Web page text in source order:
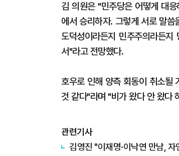
김 의원은 "민주당은 어떻게 대
에서 승리하자. 그렇게 서로 말씀
도덕성이라든지 민주주의라든
서"라고 전망했다.
호우로 인해 양측 회동이 취소될
것 같다"라며 "비가 왔다 안 왔다
관련기사
김영진 "이재명·이낙연 만남,